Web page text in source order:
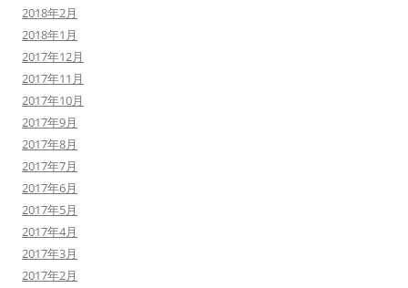
2018年2月
2018年1月
2017年12月
2017年11月
2017年10月
2017年9月
2017年8月
2017年7月
2017年6月
2017年5月
2017年4月
2017年3月
2017年2月